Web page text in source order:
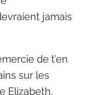
jamais
de t’en
sur les
Elizabeth,